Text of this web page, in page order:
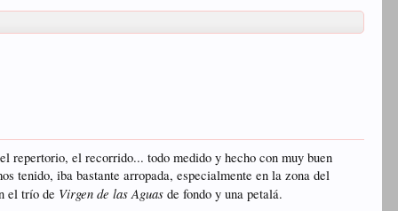
repertorio, el recorrido... todo medido y hecho con muy buen
tenido, iba bastante arropada, especialmente en la zona del
el trío de Virgen de las Aguas de fondo y una petalá.